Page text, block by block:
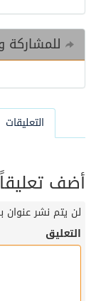
للمشاركة
التعليقات
أضف تعليقاً
لن يتم نشر عنوان
التعليق